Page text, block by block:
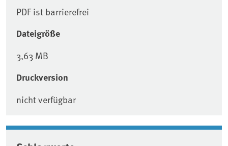
PDF ist barrierefrei
Dateigröße
3,63 MB
Druckversion
nicht verfügbar